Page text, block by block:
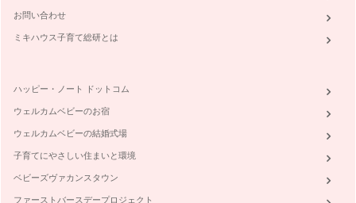
お問い合わせ
ミキハウス子育て総研とは
ハッピー・ノート ドットコム
ウェルカムベビーのお宿
ウェルカムベビーの結婚式場
子育てにやさしい住まいと環境
ベビーズヴァカンスタウン
ファーストバースデープロジェクト